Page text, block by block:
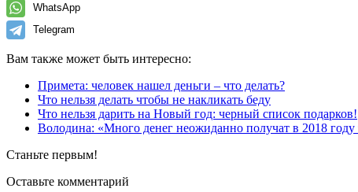
WhatsApp
Telegram
Вам также может быть интересно:
Примета: человек нашел деньги – что делать?
Что нельзя делать чтобы не накликать беду
Что нельзя дарить на Новый год: черный список подарков!
Володина: «Много денег неожиданно получат в 2018
Станьте первым!
Оставьте комментарий